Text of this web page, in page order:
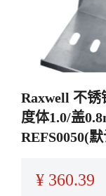
Raxwell 不锈
度体1.0/盖
REFS0050(
¥ 360.39